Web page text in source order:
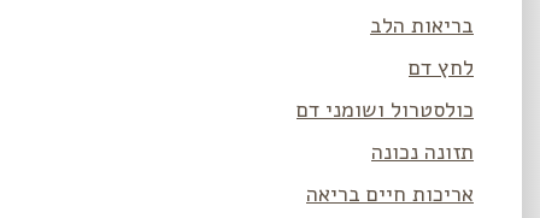
בריאות הלב
לחץ דם
כולסטרול ושומני דם
תזונה נכונה
אריכות חיים בריאה